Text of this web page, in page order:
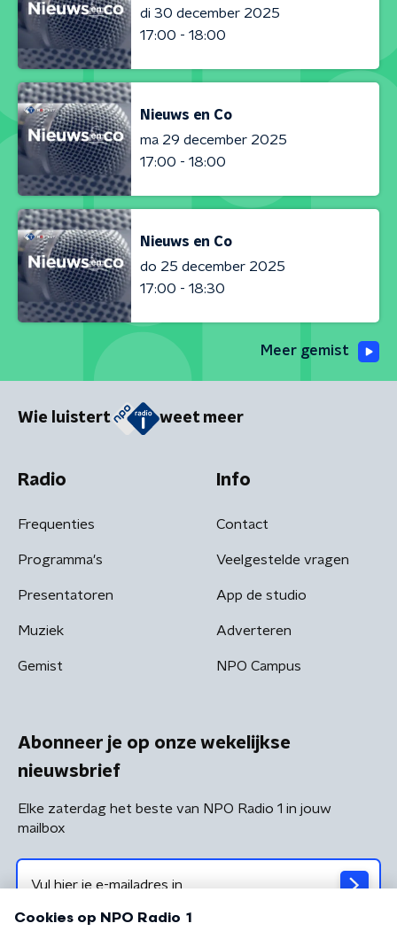
di 30 december 2025
17:00 - 18:00
Nieuws en Co
ma 29 december 2025
17:00 - 18:00
Nieuws en Co
do 25 december 2025
17:00 - 18:30
Meer gemist
Wie luistert weet meer
Radio
Frequenties
Programma's
Presentatoren
Muziek
Gemist
Info
Contact
Veelgestelde vragen
App de studio
Adverteren
NPO Campus
Abonneer je op onze wekelijkse
nieuwsbrief
Elke zaterdag het beste van NPO Radio 1 in jouw
mailbox